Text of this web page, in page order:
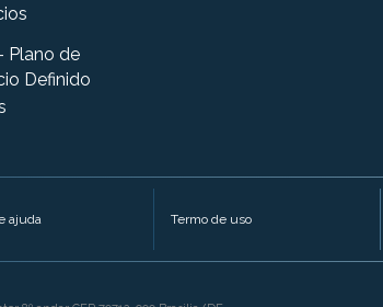
Plano de
Definido
ajuda Termo de uso